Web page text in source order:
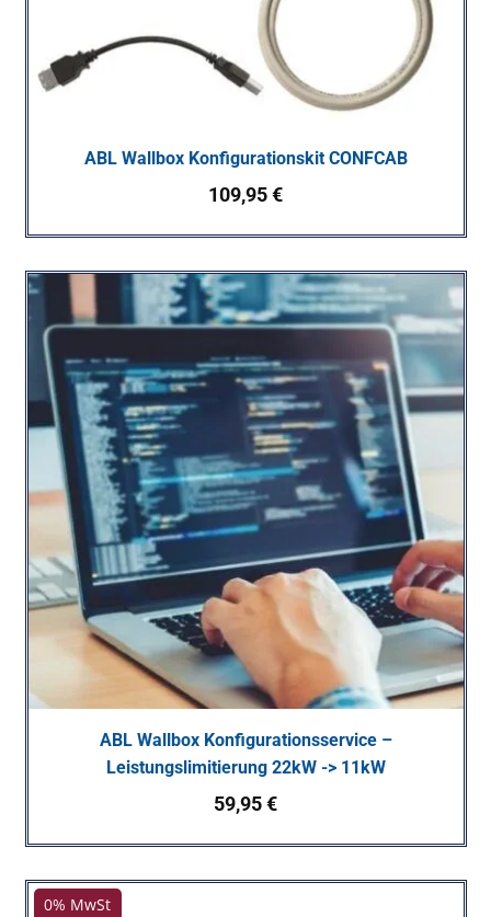
ABL Wallbox Konfigurationskit CONFCAB
109,95€
ABL Wallbox Konfigurationsservice –
Leistungslimitierung 22kW -> 11kW
59,95€
0% MwSt